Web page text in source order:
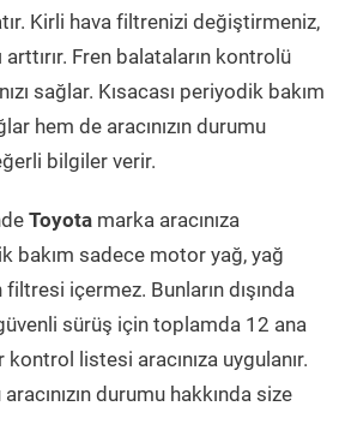
Kirli hava filtrenizi değiştirmeniz,
Fren balataların kontrolü
sağlar. Kısacası periyodik bakım
hem de aracınızın durumu
bilgiler verir.
Toyota marka aracınıza
bakım sadece motor yağ, yağ
içermez. Bunların dışında
güvenli sürüş için toplamda 12 ana
listesi aracınıza uygulanır.
durumu hakkında size